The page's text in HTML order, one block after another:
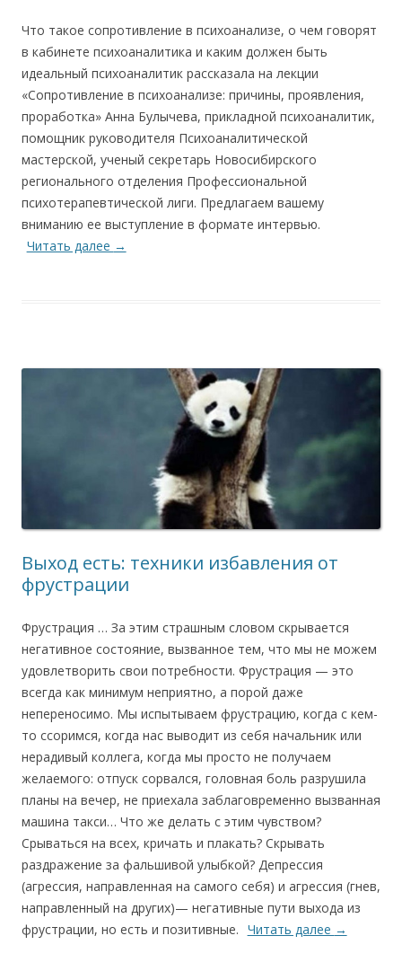
Что такое сопротивление в психоанализе, о чем говорят
в кабинете психоаналитика и каким должен быть
идеальный психоаналитик рассказала на лекции
«Сопротивление в психоанализе: причины, проявления,
проработка» Анна Булычева, прикладной психоаналитик,
помощник руководителя Психоаналитической
мастерской, ученый секретарь Новосибирского
регионального отделения Профессиональной
психотерапевтической лиги. Предлагаем вашему
вниманию ее выступление в формате интервью.
Читать далее →
Выход есть: техники избавления от
фрустрации
Фрустрация … За этим страшным словом скрывается
негативное состояние, вызванное тем, что мы не можем
удовлетворить свои потребности. Фрустрация — это
всегда как минимум неприятно, а порой даже
непереносимо. Мы испытываем фрустрацию, когда с кем-
то ссоримся, когда нас выводит из себя начальник или
нерадивый коллега, когда мы просто не получаем
желаемого: отпуск сорвался, головная боль разрушила
планы на вечер, не приехала заблаговременно вызванная
машина такси… Что же делать с этим чувством?
Срываться на всех, кричать и плакать? Скрывать
раздражение за фальшивой улыбкой? Депрессия
(агрессия, направленная на самого себя) и агрессия (гнев,
направленный на других)— негативные пути выхода из
фрустрации, но есть и позитивные. Читать далее →